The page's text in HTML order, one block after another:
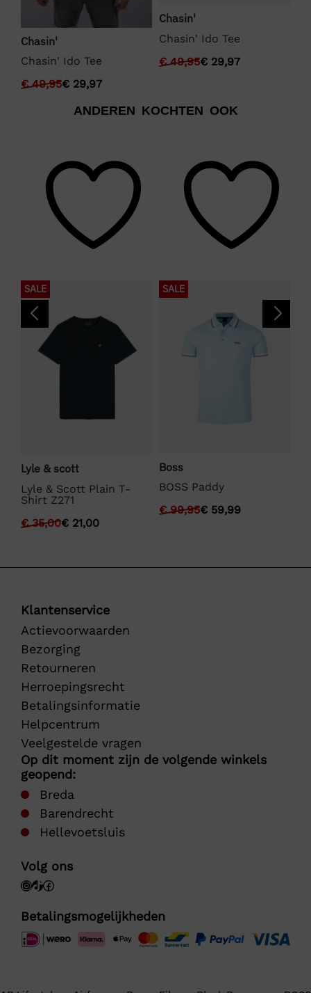
Chasin'
Chasin' Ido Tee
€49,95€ 29,97
Chasin'
Chasin' Ido Tee
€49,95€ 29,97
ANDEREN KOCHTEN OOK
SALE
Lyle & scott
Lyle & Scott Plain T-
Shirt Z271
€35,00€ 21,00
SALE
Boss
BOSS Paddy
€99,95€ 59,99
Klantenservice
Actievoorwaarden
Bezorging
Retourneren
Herroepingsrecht
Betalingsinformatie
Helpcentrum
Veelgestelde vragen
Op dit moment zijn de volgende winkels
geopend:
Breda
Barendrecht
Hellevoetsluis
Volg ons
Betalingsmogelijkheden